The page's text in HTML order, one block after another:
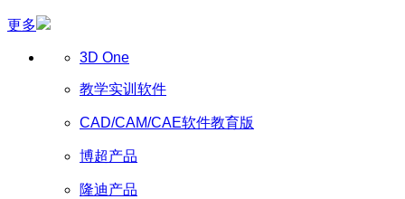
更多
3D One
教学实训软件
CAD/CAM/CAE软件教育版
博超产品
隆迪产品